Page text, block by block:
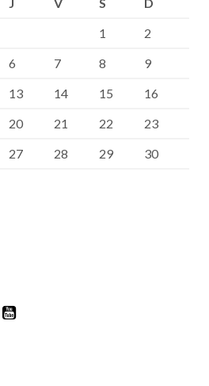
1
2
6 7 8
9
13 14 15
16
20 21 22
23
27 28 29
30